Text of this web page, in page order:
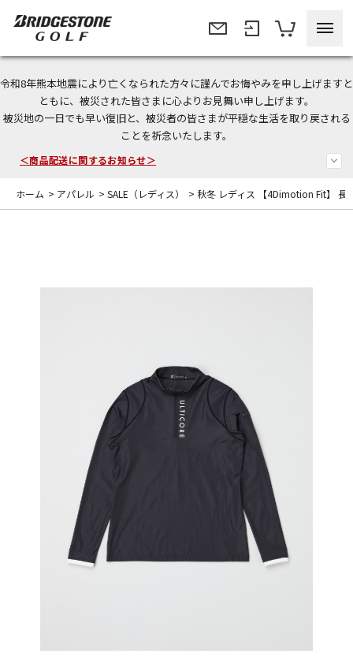
令和8年熊本地震により亡くなられた方々に謹んでお悔やみを申し上げますと
ともに、被災された皆さまに心よりお見舞い申し上げます。
被災地の一日でも早い復旧と、被災者の皆さまが平穏な生活を取り戻される
ことを祈念いたします。
今なら新規会員登録で1,000円OFFクーポンプレゼント！
＜商品配送に関するお知らせ＞
ホーム > アパレル > SALE（レディス） > 秋冬 レディス 【4Dimotion Fit】 長